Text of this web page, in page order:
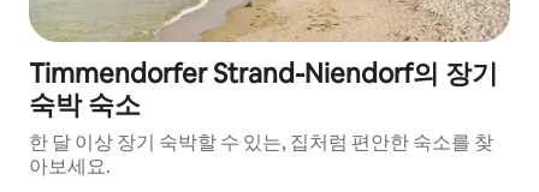
Timmendorfer Strand-Niendorf의 장기
숙박 숙소
한 달 이상 장기 숙박할 수 있는, 집처럼 편안한 숙소를 찾
아보세요.